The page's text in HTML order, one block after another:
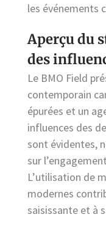
les événements
Aperçu du
des
Le BMO Field
contemporain
épurées et un
influences des
sont évidentes,
sur
L’utilisation de
modernes
saisissante et à